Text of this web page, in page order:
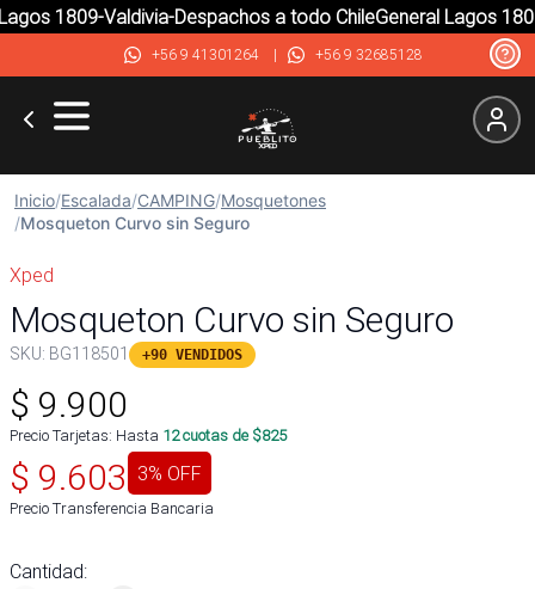
1809-Valdivia-Despachos a todo ChileGeneral Lagos
+56 9 41301264| +56 9 32685128
Inicio/Escalada/CAMPING/Mosquetones
/Mosqueton Curvo sin Seguro
Xped
Mosqueton Curvo sin Seguro
SKU: BG118501 +90 VENDIDOS
$ 9.900
Precio Tarjetas: Hasta 12cuotas de $825
$ 9.603 3% OFF
Precio Transferencia Bancaria
Cantidad: